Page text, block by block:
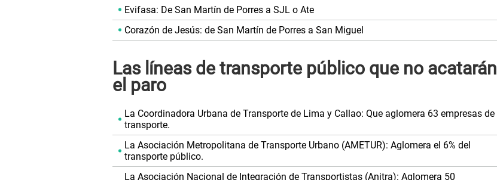
Evifasa: De San Martín de Porres a SJL o Ate
Corazón de Jesús: de San Martín de Porres a San Miguel
Las líneas de transporte público que no acatarán
el paro
La Coordinadora Urbana de Transporte de Lima y Callao: Que aglomera 63 empresas de
transporte.
La Asociación Metropolitana de Transporte Urbano (AMETUR): Aglomera el 6% del
transporte público.
La Asociación Nacional de Integración de Transportistas (Anitra): Aglomera 50